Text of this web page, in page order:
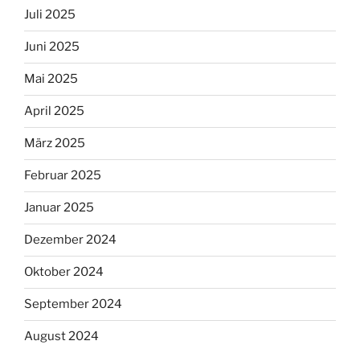
Juli 2025
Juni 2025
Mai 2025
April 2025
März 2025
Februar 2025
Januar 2025
Dezember 2024
Oktober 2024
September 2024
August 2024